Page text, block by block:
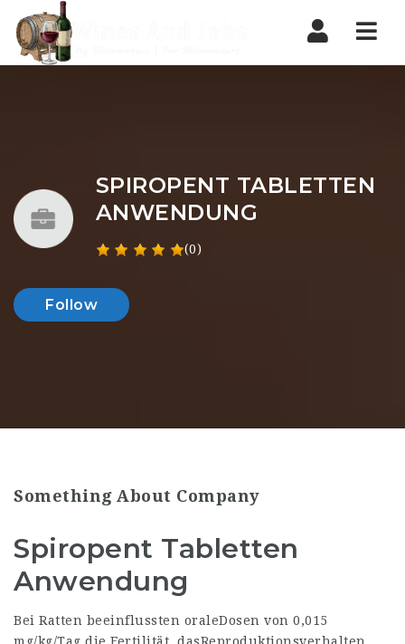
SPIROPENT TABLETTEN
ANWENDUNG
(0)
Follow
Something About Company
Spiropent Tabletten
Anwendung
Bei Ratten beeinflussten oraleDosen von 0,015